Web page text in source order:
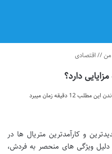
من// اقتصادی
دارد؟
مطلب 12 دقیقه زمان میبرد
و کارآمدترین متریال ها در
ویژگی های منحصر به فردش،